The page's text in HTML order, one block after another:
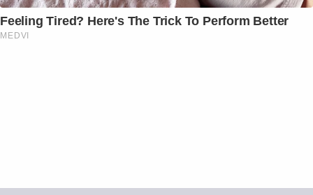
Feeling Tired? Here's The Trick To Perform Better
MEDVI